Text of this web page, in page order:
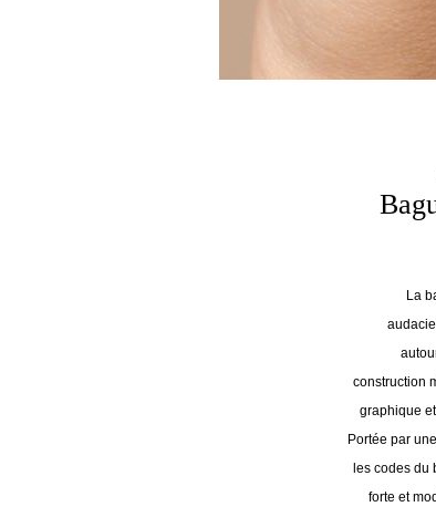
La
construction
graphique
Portée par
les codes du
forte et